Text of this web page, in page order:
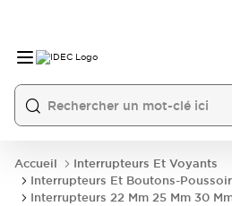
Accueil
Interrupteurs Et Voyants
Interrupteurs Et Boutons-
Interrupteurs 22 Mm 25 Mm 30